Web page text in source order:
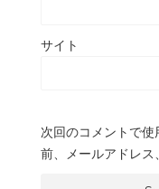
サイト
次回のコメントで
前、メールアドレス